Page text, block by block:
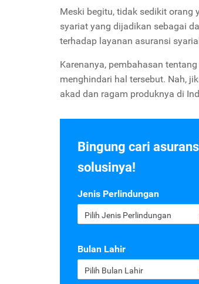
Meski begitu, tidak sedikit orang
syariat yang dijadikan sebagai
terhadap layanan asuransi
Karenanya, pembahasan
menghindari hal tersebut. Nah,
akad dan ragam produknya di
Bingung cari
solusinya!
Jenis Perlindungan
Pilih Jenis Perlindungan
Bulan Lahir
Pilih Bulan Lahir